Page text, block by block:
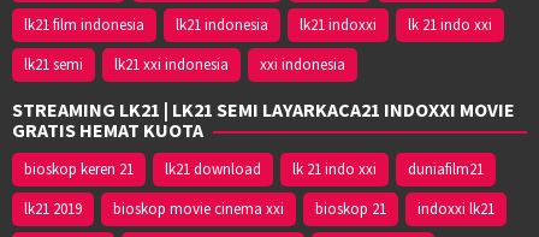
lk21 film indonesia
lk21 indonesia lk21 indoxxi
lk 21 indo xxi
lk21 semi
lk21 xxi indonesia xxi indonesia
STREAMING LK21 | LK21 SEMI LAYARKACA21 INDOXXI MOVIE
GRATIS HEMAT KUOTA
bioskop keren 21 lk21 download lk 21 indo xxi
duniafilm21
lk21 2019
bioskop movie cinema xxi bioskop 21 indoxxi lk21